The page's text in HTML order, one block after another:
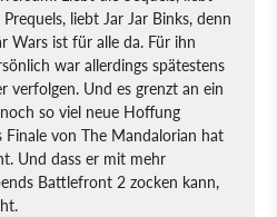
Prequels, liebt Jar Jar Binks, denn
Wars ist für alle da. Für ihn
war allerdings spätestens
verfolgen. Und es grenzt an ein
so viel neue Hoffung
Finale von The Mandalorian hat
Und dass er mit mehr
Battlefront 2 zocken kann,